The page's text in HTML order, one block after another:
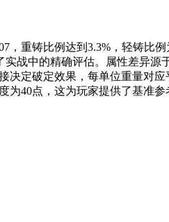
重铸比例达到3.3%，轻铸比
战中的精确评估。属性差异
定破定效果，每单位重量对
40点，这为玩家提供了基准参